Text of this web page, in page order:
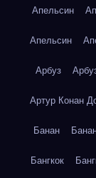
Апельсин
Апельсин
Арбуз
Артур Конан
Банан
Бангкок